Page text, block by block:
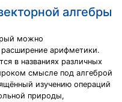
алгебры
можно
арифметики.
в названиях различных
смысле под алгеброй
изучению операций
природы,